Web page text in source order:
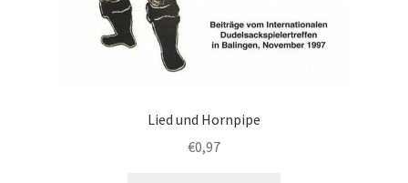
Lied und Hornpipe
€0,97